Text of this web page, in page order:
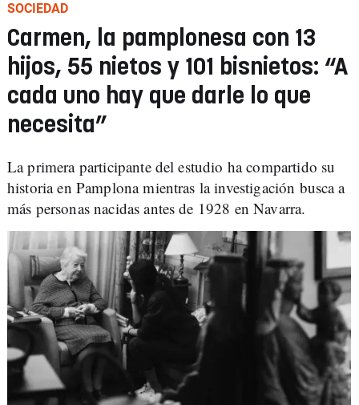
SOCIEDAD
Carmen, la pamplonesa con 13
hijos, 55 nietos y 101 bisnietos: “A
cada uno hay que darle lo que
necesita”
La primera participante del estudio ha compartido su
historia en Pamplona mientras la investigación busca a
más personas nacidas antes de 1928 en Navarra.